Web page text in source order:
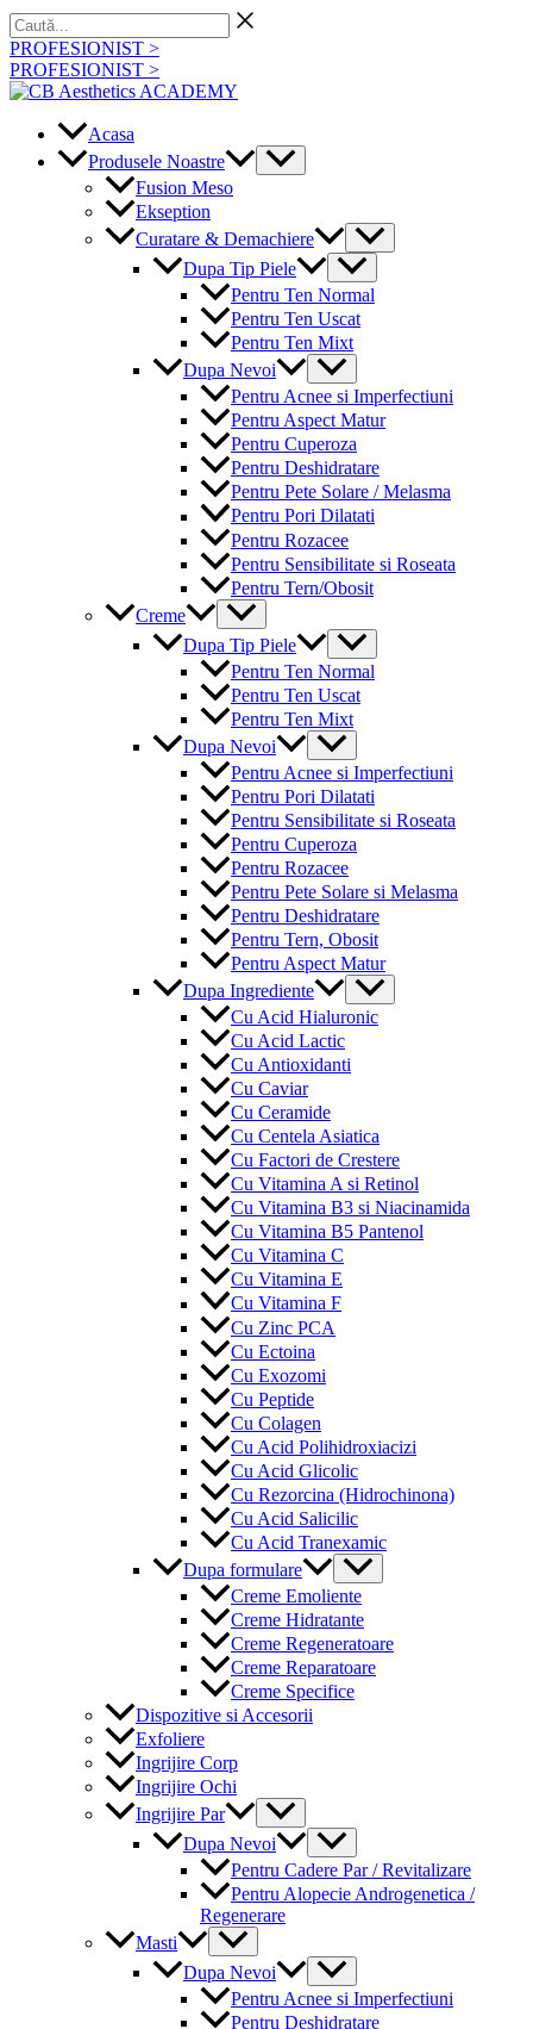
Skip
to
content
Caută...
PROFESIONIST >
PROFESIONIST >
Acasa
Produsele Noastre
Menu
Toggle
Fusion Meso
Ekseption
Curatare & Demachiere
Menu
Toggle
Dupa Tip Piele
Menu
Toggle
Pentru Ten Normal
Pentru Ten Uscat
Pentru Ten Mixt
Dupa Nevoi
Menu
Toggle
Pentru Acnee si Imperfectiuni
Pentru Aspect Matur
Pentru Cuperoza
Pentru Deshidratare
Pentru Pete Solare / Melasma
Pentru Pori Dilatati
Pentru Rozacee
Pentru Sensibilitate si Roseata
Pentru Tern/Obosit
Creme
Menu
Toggle
Dupa Tip Piele
Menu
Toggle
Pentru Ten Normal
Pentru Ten Uscat
Pentru Ten Mixt
Dupa Nevoi
Menu
Toggle
Pentru Acnee si Imperfectiuni
Pentru Pori Dilatati
Pentru Sensibilitate si Roseata
Pentru Cuperoza
Pentru Rozacee
Pentru Pete Solare si Melasma
Pentru Deshidratare
Pentru Tern, Obosit
Pentru Aspect Matur
Dupa Ingrediente
Menu
Toggle
Cu Acid Hialuronic
Cu Acid Lactic
Cu Antioxidanti
Cu Caviar
Cu Ceramide
Cu Centela Asiatica
Cu Factori de Crestere
Cu Vitamina A si Retinol
Cu Vitamina B3 si Niacinamida
Cu Vitamina B5 Pantenol
Cu Vitamina C
Cu Vitamina E
Cu Vitamina F
Cu Zinc PCA
Cu Ectoina
Cu Exozomi
Cu Peptide
Cu Colagen
Cu Acid Polihidroxiacizi
Cu Acid Glicolic
Cu Rezorcina (Hidrochinona)
Cu Acid Salicilic
Cu Acid Tranexamic
Dupa formulare
Menu
Toggle
Creme Emoliente
Creme Hidratante
Creme Regeneratoare
Creme Reparatoare
Creme Specifice
Dispozitive si Accesorii
Exfoliere
Ingrijire Corp
Ingrijire Ochi
Ingrijire Par
Menu
Toggle
Dupa Nevoi
Menu
Toggle
Pentru Cadere Par / Revitalizare
Pentru Alopecie Androgenetica /
Regenerare
Masti
Menu
Toggle
Dupa Nevoi
Menu
Toggle
Pentru Acnee si Imperfectiuni
Pentru Deshidratare